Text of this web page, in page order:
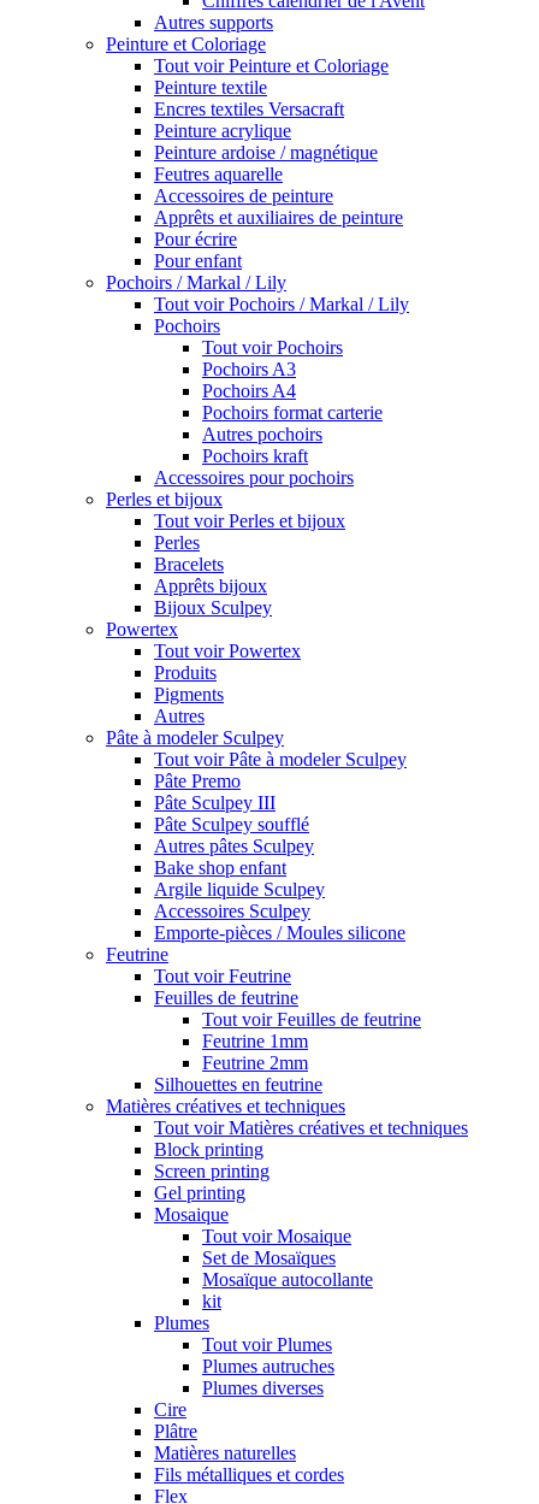
Autres supports
Peinture et Coloriage
Tout voir Peinture et Coloriage
Peinture textile
Encres textiles Versacraft
Peinture acrylique
Peinture ardoise / magnétique
Feutres aquarelle
Accessoires de peinture
Apprêts et auxiliaires de peinture
Pour écrire
Pour enfant
Pochoirs / Markal / Lily
Tout voir Pochoirs / Markal / Lily
Pochoirs
Tout voir Pochoirs
Pochoirs A3
Pochoirs A4
Pochoirs format carterie
Autres pochoirs
Pochoirs kraft
Accessoires pour pochoirs
Perles et bijoux
Tout voir Perles et bijoux
Perles
Bracelets
Apprêts bijoux
Bijoux Sculpey
Powertex
Tout voir Powertex
Produits
Pigments
Autres
Pâte à modeler Sculpey
Tout voir Pâte à modeler Sculpey
Pâte Premo
Pâte Sculpey III
Pâte Sculpey soufflé
Autres pâtes Sculpey
Bake shop enfant
Argile liquide Sculpey
Accessoires Sculpey
Emporte-pièces / Moules silicone
Feutrine
Tout voir Feutrine
Feuilles de feutrine
Tout voir Feuilles de feutrine
Feutrine 1mm
Feutrine 2mm
Silhouettes en feutrine
Matières créatives et techniques
Tout voir Matières créatives et techniques
Block printing
Screen printing
Gel printing
Mosaique
Tout voir Mosaique
Set de Mosaïques
Mosaïque autocollante
kit
Plumes
Tout voir Plumes
Plumes autruches
Plumes diverses
Cire
Plâtre
Matières naturelles
Fils métalliques et cordes
Flex